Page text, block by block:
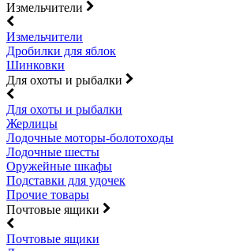
Измельчители
Измельчители
Дробилки для яблок
Шинковки
Для охоты и рыбалки
Для охоты и рыбалки
Жерлицы
Лодочные моторы-болотоходы
Лодочные шесты
Оружейные шкафы
Подставки для удочек
Прочие товары
Почтовые ящики
Почтовые ящики